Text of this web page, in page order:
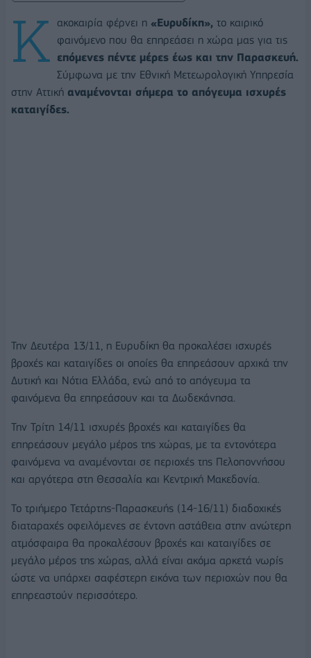
Κ ακοκαιρία φέρνει η «Ευρυδίκη», το καιρικό
φαινόμενο που θα επηρεάσει η χώρα μας για τις
επόμενες πέντε μέρες έως και την Παρασκευή.
Σύμφωνα με την Εθνική Μετεωρολογική Υπηρεσία
στην Αττική αναμένονται σήμερα το απόγευμα ισχυρές
καταιγίδες.
Την Δευτέρα 13/11, η Ευρυδίκη θα προκαλέσει ισχυρές
βροχές και καταιγίδες οι οποίες θα επηρεάσουν αρχικά την
Δυτική και Νότια Ελλάδα, ενώ από το απόγευμα τα
φαινόμενα θα επηρεάσουν και τα Δωδεκάνησα.
Την Τρίτη 14/11 ισχυρές βροχές και καταιγίδες θα
επηρεάσουν μεγάλο μέρος της χώρας, με τα εντονότερα
φαινόμενα να αναμένονται σε περιοχές της Πελοποννήσου
και αργότερα στη Θεσσαλία και Κεντρική Μακεδονία.
Το τριήμερο Τετάρτης-Παρασκευής (14-16/11) διαδοχικές
διαταραχές οφειλόμενες σε έντονη αστάθεια στην ανώτερη
ατμόσφαιρα θα προκαλέσουν βροχές και καταιγίδες σε
μεγάλο μέρος της χώρας, αλλά είναι ακόμα αρκετά νωρίς
ώστε να υπάρχει σαφέστερη εικόνα των περιοχών που θα
επηρεαστούν περισσότερο.